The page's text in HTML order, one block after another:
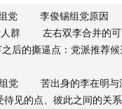
倒台
的组党 李俊锡组党原
群 左右双李合并的可
的撕逼点：党派推荐候
组党 苦出身的李在明与
待见的点、彼此之间的